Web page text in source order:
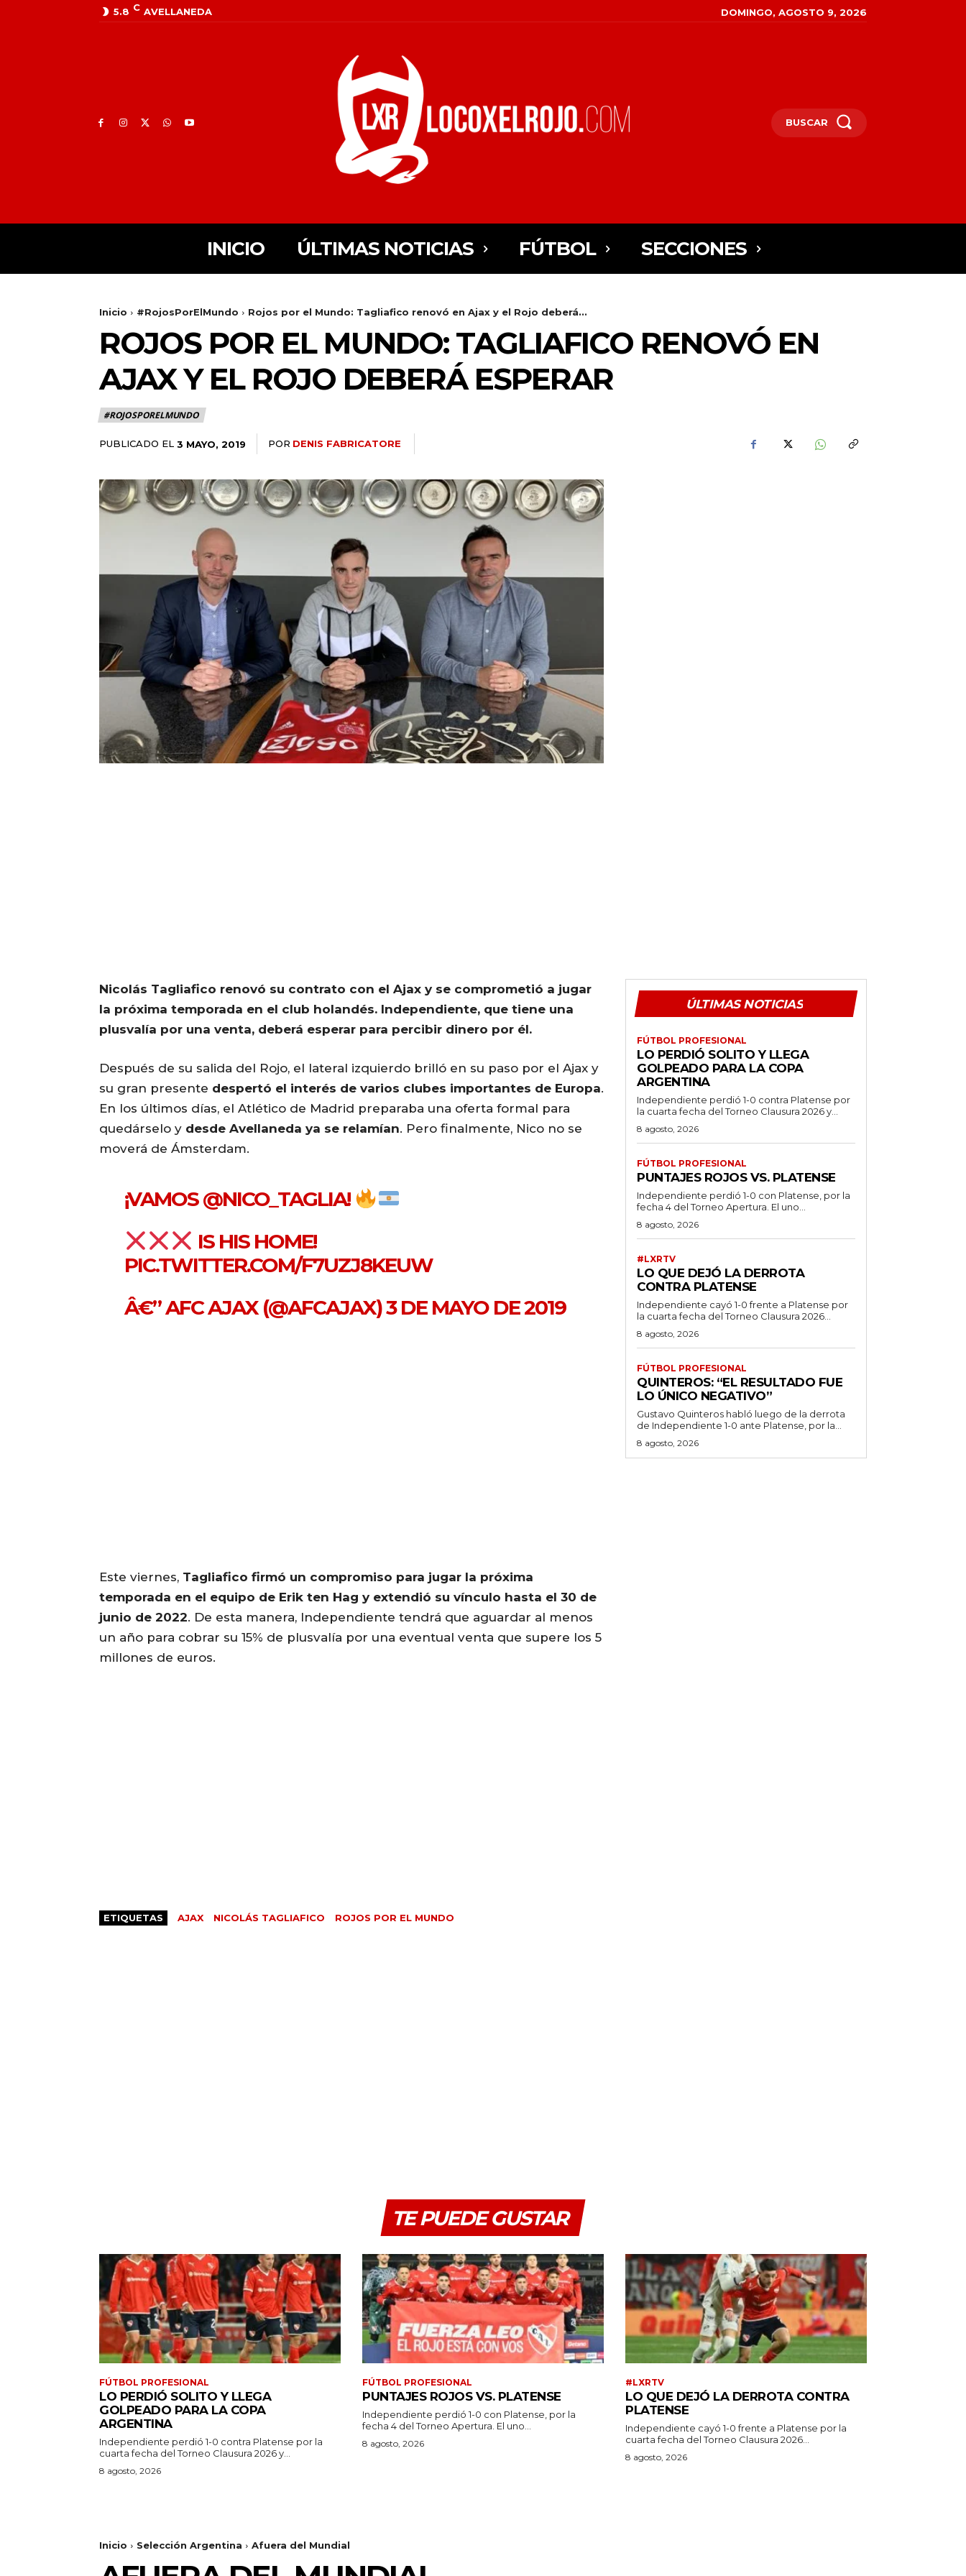
5.8 C AVELLANEDA DOMINGO, AGOSTO 9, 2026
BUSCAR
INICIO ÚLTIMAS NOTICIAS FÚTBOL SECCIONES
Inicio #RojosPorElMundo Rojos por el Mundo: Tagliafico renovó en Ajax y el Rojo deberá...
ROJOS POR EL MUNDO: TAGLIAFICO RENOVÓ EN
AJAX Y EL ROJO DEBERÁ ESPERAR
#ROJOSPORELMUNDO
PUBLICADO EL 3 MAYO, 2019 POR DENIS FABRICATORE
Nicolás Tagliafico renovó su contrato con el Ajax y se comprometió a jugar
la próxima temporada en el club holandés. Independiente, que tiene una
plusvalía por una venta, deberá esperar para percibir dinero por él.
Después de su salida del Rojo, el lateral izquierdo brilló en su paso por el Ajax y
su gran presente despertó el interés de varios clubes importantes de Europa.
En los últimos días, el Atlético de Madrid preparaba una oferta formal para
quedárselo y desde Avellaneda ya se relamían. Pero finalmente, Nico no se
moverá de Ámsterdam.
¡VAMOS@NICO_TAGLIA!
IS HIS HOME!
PIC.TWITTER.COM/F7UZJ8KEUW
Â€” AFC AJAX (@AFCAJAX)3 DE MAYO DE 2019
Este viernes, Tagliafico firmó un compromiso para jugar la próxima
temporada en el equipo de Erik ten Hag y extendió su vínculo hasta el 30 de
junio de 2022. De esta manera, Independiente tendrá que aguardar al menos
un año para cobrar su 15% de plusvalía por una eventual venta que supere los 5
millones de euros.
ETIQUETAS AJAX NICOLÁS TAGLIAFICO ROJOS POR EL MUNDO
ÚLTIMAS NOTICIAS
FÚTBOL PROFESIONAL
LO PERDIÓ SOLITO Y LLEGA
GOLPEADO PARA LA COPA
ARGENTINA
Independiente perdió 1-0 contra Platense por
la cuarta fecha del Torneo Clausura 2026 y...
8 agosto, 2026
FÚTBOL PROFESIONAL
PUNTAJES ROJOS VS. PLATENSE
Independiente perdió 1-0 con Platense, por la
fecha 4 del Torneo Apertura. El uno...
8 agosto, 2026
#LXRTV
LO QUE DEJÓ LA DERROTA
CONTRA PLATENSE
Independiente cayó 1-0 frente a Platense por
la cuarta fecha del Torneo Clausura 2026...
8 agosto, 2026
FÚTBOL PROFESIONAL
QUINTEROS: “EL RESULTADO FUE
LO ÚNICO NEGATIVO”
Gustavo Quinteros habló luego de la derrota
de Independiente 1-0 ante Platense, por la...
8 agosto, 2026
TE PUEDE GUSTAR
FÚTBOL PROFESIONAL
LO PERDIÓ SOLITO Y LLEGA
GOLPEADO PARA LA COPA
ARGENTINA
Independiente perdió 1-0 contra Platense por la
cuarta fecha del Torneo Clausura 2026 y...
8 agosto, 2026
FÚTBOL PROFESIONAL
PUNTAJES ROJOS VS. PLATENSE
Independiente perdió 1-0 con Platense, por la
fecha 4 del Torneo Apertura. El uno...
8 agosto, 2026
#LXRTV
LO QUE DEJÓ LA DERROTA CONTRA
PLATENSE
Independiente cayó 1-0 frente a Platense por la
cuarta fecha del Torneo Clausura 2026...
8 agosto, 2026